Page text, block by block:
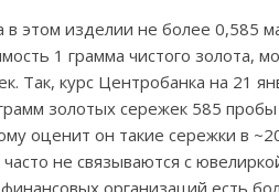
этом изделии не более 0,585
1 грамма чистого золота,
Так, курс Центробанка на 21
золотых сережек 585 пробы
оценит он такие сережки в
не связываются с
организаций есть